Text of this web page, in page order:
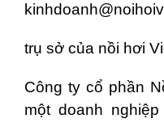
trụ sở của nồi hơi
Công ty cổ phần
một doanh